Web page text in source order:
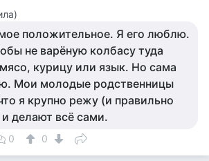
положительное. Я его люблю.
не варёную колбасу туда
курицу или язык. Но сама
Мои молодые родственницы
я крупно режу (и правильно
делают всё сами.
0 0